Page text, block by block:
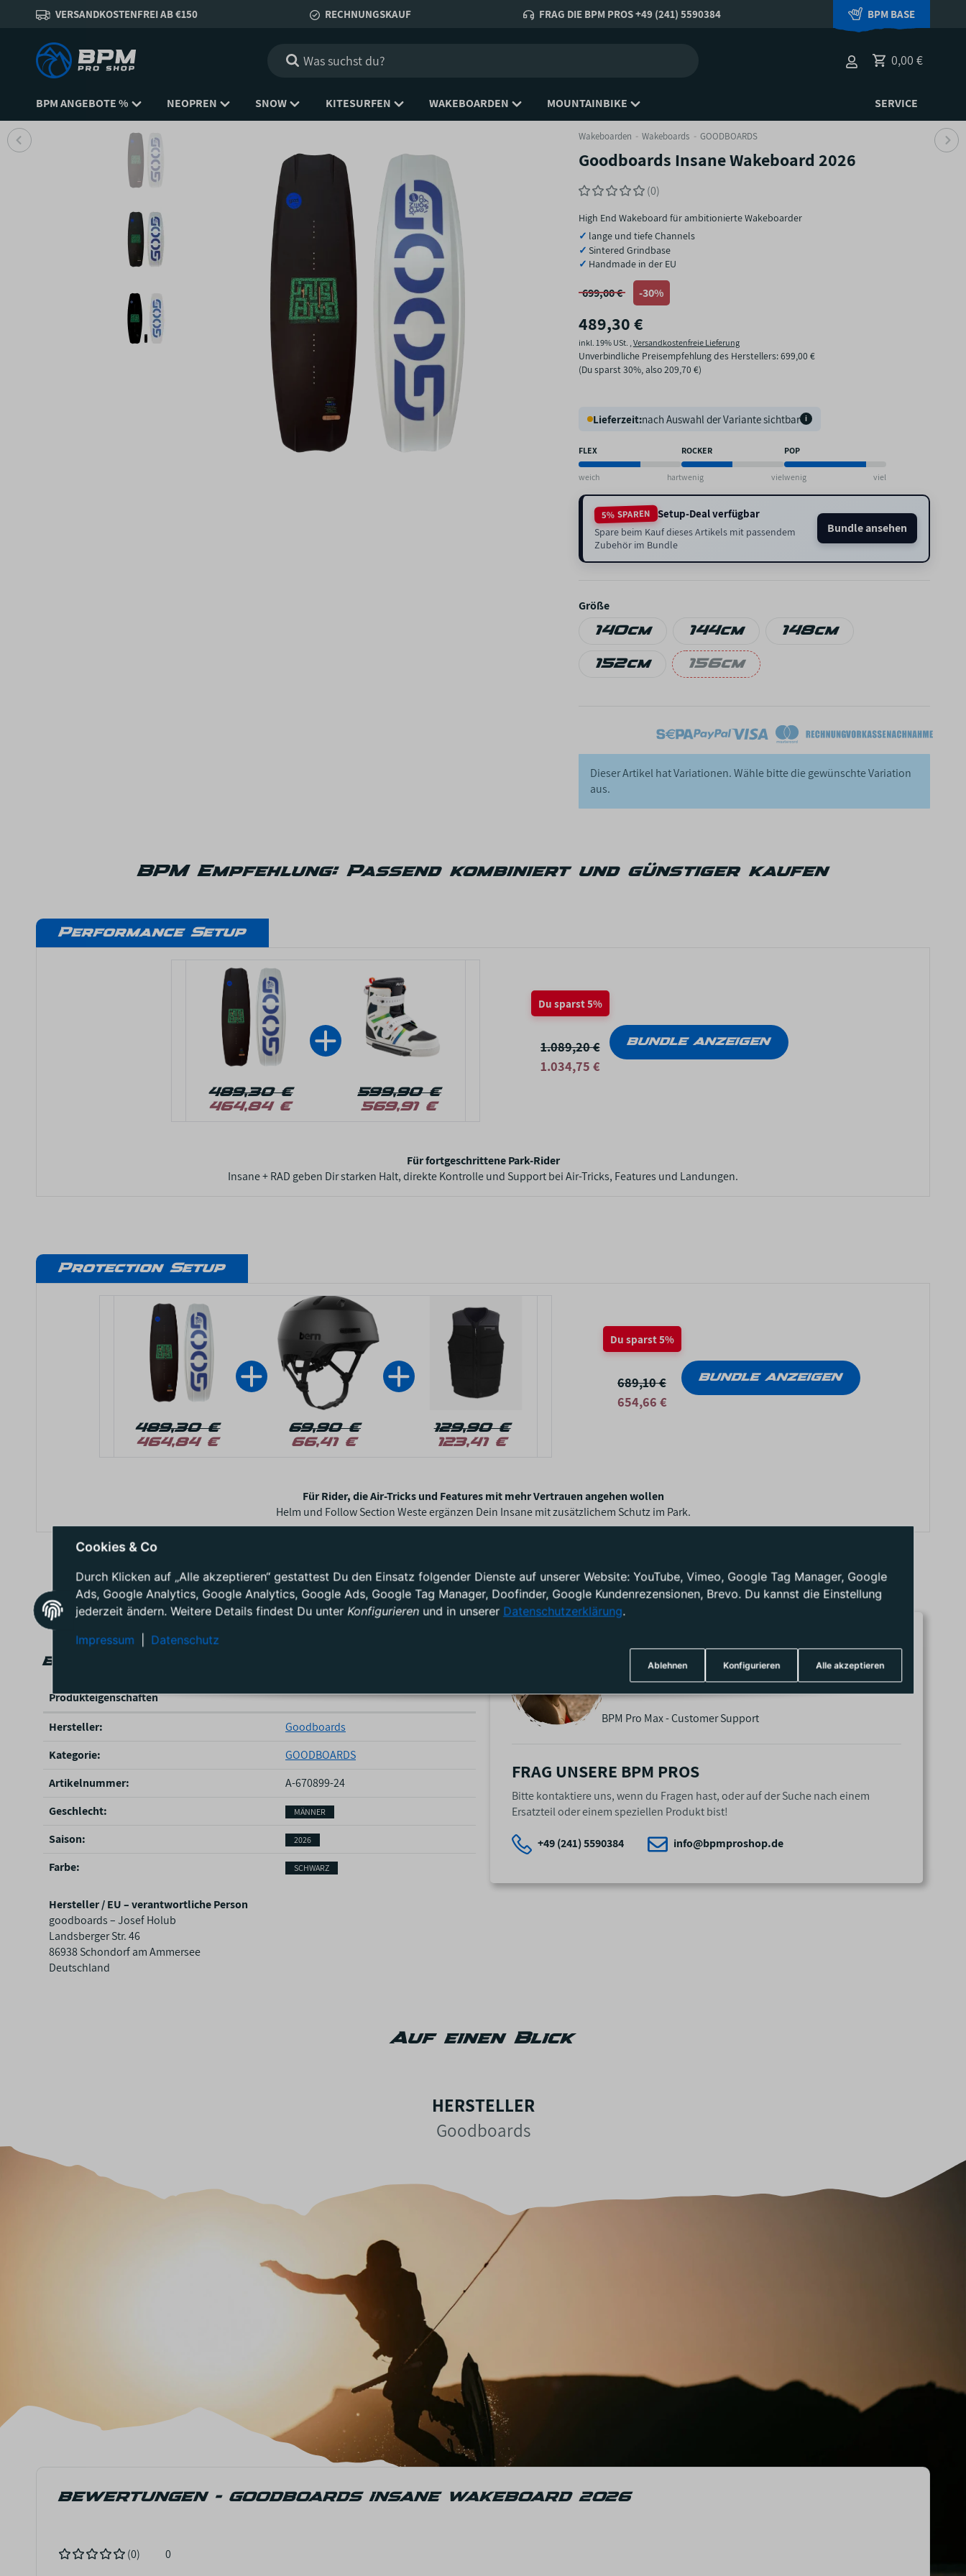
VERSANDKOSTENFREI AB €150 RECHNUNGSKAUF FRAG DIE BPM PROS +49 (241) 5590384 BPM BASE
0,00 €
BPM ANGEBOTE % NEOPREN SNOW KITESURFEN WAKEBOARDEN MOUNTAINBIKE SERVICE
Wakeboarden Wakeboards GOODBOARDS
Goodboards Insane Wakeboard 2026
(0)
High End Wakeboard für ambitionierte Wakeboarder
lange und tiefe Channels
Sintered Grindbase
Handmade in der EU
699,00 € -30%
489,30 €
inkl. 19% USt. ,Versandkostenfreie Lieferung
Unverbindliche Preisempfehlung des Herstellers:699,00 €
(Du sparst30%, also209,70 €)
Lieferzeit:nach Auswahl der Variante sichtbar i
FLEX
weich hart
ROCKER
wenig viel
POP
wenig viel
5% SPAREN Setup-Deal verfügbar
Spare beim Kauf dieses Artikels mit passendem
Zubehör im Bundle
Bundle ansehen
Größe
140cm
140cm
144cm
144cm
148cm
152cm
156cm
Dieser Artikel hat Variationen. Wähle bitte die gewünschte Variation
aus.
BPM Empfehlung: Passend kombiniert und günstiger kaufen
Performance Setup
464,84 €
489,30 €
569,91 €
599,90 €
Du sparst 5%
1.089,20 €
1.034,75 €
BUNDLE ANZEIGEN
Für fortgeschrittene Park-Rider
Insane + RAD geben Dir starken Halt, direkte Kontrolle und Support bei Air-Tricks, Features und Landungen.
Protection Setup
464,84 €
489,30 €
66,41 €
69,90 €
123,41 €
129,90 €
Du sparst 5%
689,10 €
654,66 €
BUNDLE ANZEIGEN
Für Rider, die Air-Tricks und Features mit mehr Vertrauen angehen wollen
Helm und Follow Section Weste ergänzen Dein Insane mit zusätzlichem Schutz im Park.
Beschreibung
Produkteigenschaften
Hersteller:
Goodboards
Kategorie:
GOODBOARDS
Artikelnummer:
A-670899-24
Geschlecht‍:
MÄNNER
Saison‍: 2026
Farbe‍: SCHWARZ
Hersteller / EU – verantwortliche Person
goodboards – Josef Holub
Landsberger Str. 46
86938 Schondorf am Ammersee
Deutschland
Beim Wakeboarden ziehe ich mit euch an einem
Strang, um sicherzustellen, dass ihr die Wellen
mit Stil und Freude meistert.
BPM Pro Max - Customer Support
FRAG UNSERE BPM PROS
Bitte kontaktiere uns, wenn du Fragen hast, oder auf der Suche nach einem
Ersatzteil oder einem speziellen Produkt bist!
+49 (241) 5590384 info@bpmproshop.de
Auf einen Blick
HERSTELLER
Goodboards
BEWERTUNGEN - GOODBOARDS INSANE WAKEBOARD 2026
(0) 0
Cookies & Co
Durch Klicken auf „Alle akzeptieren“ gestattest Du den Einsatz folgender Dienste auf unserer Website: YouTube, Vimeo, Google Tag Manager, Google
Ads, Google Analytics, Google Analytics, Google Ads, Google Tag Manager, Doofinder, Google Kundenrezensionen, Brevo. Du kannst die Einstellung
jederzeit ändern. Weitere Details findest Du unter Konfigurieren und in unserer Datenschutzerklärung.
Impressum
Datenschutz
Alle akzeptieren
Konfigurieren
Ablehnen